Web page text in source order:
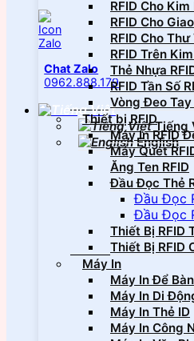
Chat Zalo
0962.888.179
Tiếng
English
RFID Cho Kim
RFID Cho
RFID Cho
RFID Trên
Thẻ Nhựa
RFID Tần Số
Vòng Đeo Tay
Thiết bị RFID
Máy In RFID
Máy Quét
Ăng Ten RFID
Đầu Đọc Thẻ
Đầu Đọc
Đầu Đọc
Thiết Bị RFID
Thiết Bị RFID
Máy In
Máy In Để Bàn
Máy In Di
Máy In Thẻ ID
Máy In Công